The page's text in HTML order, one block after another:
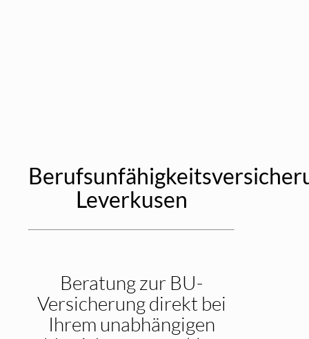
Leverkusen
Beratung zur BU-
Versicherung direkt bei
Ihrem unabhängigen